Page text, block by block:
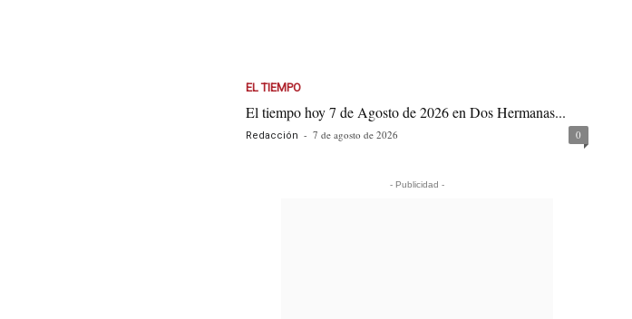
EL TIEMPO
El tiempo hoy 7 de Agosto de 2026 en Dos Hermanas...
Redacción - 7 de agosto de 2026 0
- Publicidad -